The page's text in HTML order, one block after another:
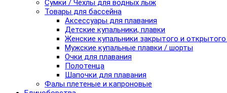
Сумки / Чехлы для водных лыж
Товары для бассейна
Аксессуары для плавания
Детские купальники, плавки
Женские купальники закрытого и
Мужские купальные плавки / шорты
Очки для плавания
Полотенца
Шапочки для плавания
Фалы плетеные и капроновые